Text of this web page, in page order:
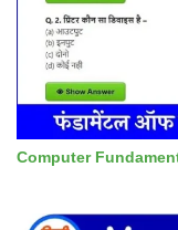
Computer